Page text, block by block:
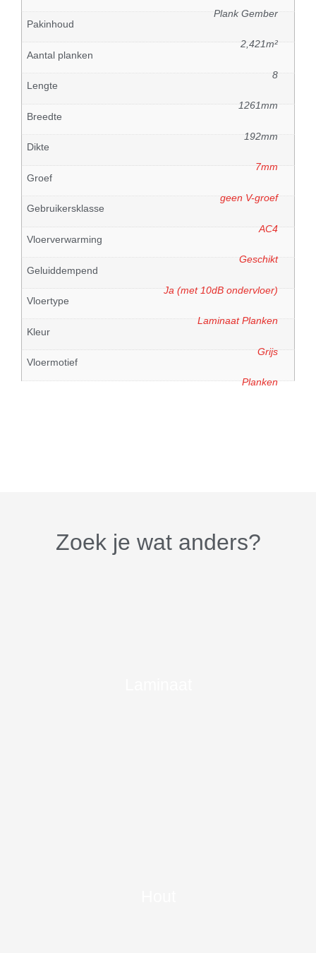
Plank Gember
Pakinhoud
2,421m²
Aantal planken
8
Lengte
1261mm
Breedte
192mm
Dikte
7mm
Groef
geen V-groef
Gebruikersklasse
AC4
Vloerverwarming
Geschikt
Geluiddempend
Ja (met 10dB ondervloer)
Vloertype
Laminaat Planken
Kleur
Grijs
Vloermotief
Planken
Zoek je wat anders?